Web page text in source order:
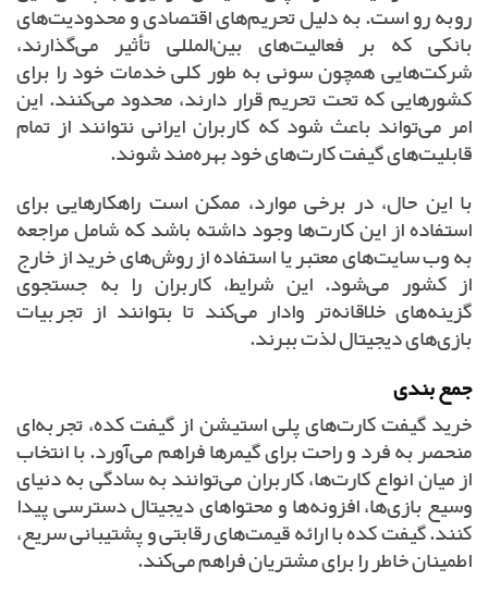
روبه رو است. به دلیل تحریم‌های اقتصادی و محدودیت‌های
بانکی که بر فعالیت‌های بین‌المللی تأثیر می‌گذارند،
شرکت‌هایی همچون سونی به طور کلی خدمات خود را برای
کشورهایی که تحت تحریم قرار دارند، محدود می‌کنند. این
امر می‌تواند باعث شود که کاربران ایرانی نتوانند از تمام
قابلیت‌های گیفت کارت‌های خود بهره‌مند شوند.
با این حال، در برخی موارد، ممکن است راهکارهایی برای
استفاده از این کارت‌ها وجود داشته باشد که شامل مراجعه
به وب سایت‌های معتبر یا استفاده از روش‌های خرید از خارج
از کشور می‌شود. این شرایط، کاربران را به جستجوی
گزینه‌های خلاقانه‌تر وادار می‌کند تا بتوانند از تجربیات
بازی‌های دیجیتال لذت ببرند.
جمع بندی
خرید گیفت کارت‌های پلی استیشن از گیفت کده، تجربه‌ای
منحصر به فرد و راحت برای گیمرها فراهم می‌آورد. با انتخاب
از میان انواع کارت‌ها، کاربران می‌توانند به سادگی به دنیای
وسیع بازی‌ها، افزونه‌ها و محتواهای دیجیتال دسترسی پیدا
کنند. گیفت کده با ارائه قیمت‌های رقابتی و پشتیبانی سریع،
اطمینان خاطر را برای مشتریان فراهم می‌کند.